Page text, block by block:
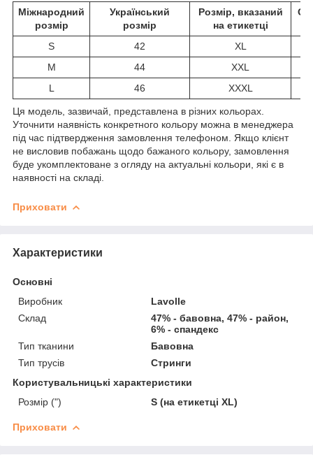
Міжнародний
розмір
Український
розмір
Розмір, вказаний
на етикетці
S 42
XL
M
44
XXL
L
46 XXXL
Ця модель, зазвичай, представлена в різних кольорах.
Уточнити наявність конкретного кольору можна в менеджера
під час підтвердження замовлення телефоном. Якщо клієнт
не висловив побажань щодо бажаного кольору, замовлення
буде укомплектоване з огляду на актуальні кольори, які є в
наявності на складі.
Приховати
Характеристики
Основні
Виробник
Lavolle
Склад
47% - бавовна, 47% - район,
6% - спандекс
Тип тканини
Бавовна
Тип трусів
Стринги
Користувальницькі характеристики
Розмір (")
S (на етикетці XL)
Приховати